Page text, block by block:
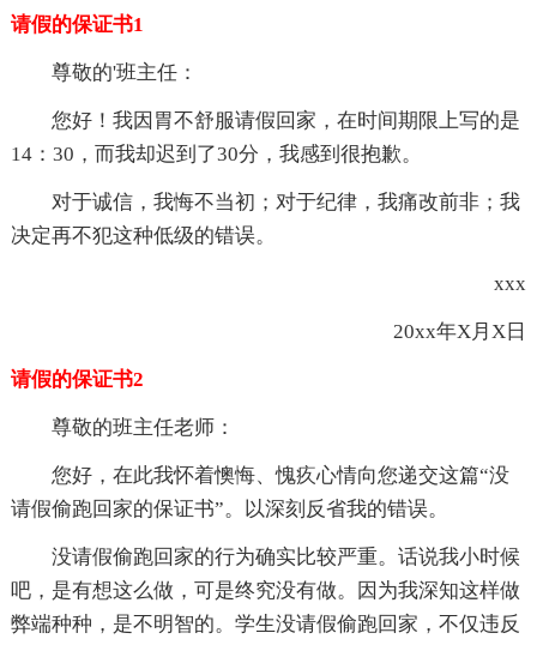
请假的保证书1
尊敬的'班主任：
您好！我因胃不舒服请假回家，在时间期限上写的是
14：30，而我却迟到了30分，我感到很抱歉。
对于诚信，我悔不当初；对于纪律，我痛改前非；我
决定再不犯这种低级的错误。
xxx
20xx年X月X日
请假的保证书2
尊敬的班主任老师：
您好，在此我怀着懊悔、愧疚心情向您递交这篇“没
请假偷跑回家的保证书”。以深刻反省我的错误。
没请假偷跑回家的行为确实比较严重。话说我小时候
吧，是有想这么做，可是终究没有做。因为我深知这样做
弊端种种，是不明智的。学生没请假偷跑回家，不仅违反